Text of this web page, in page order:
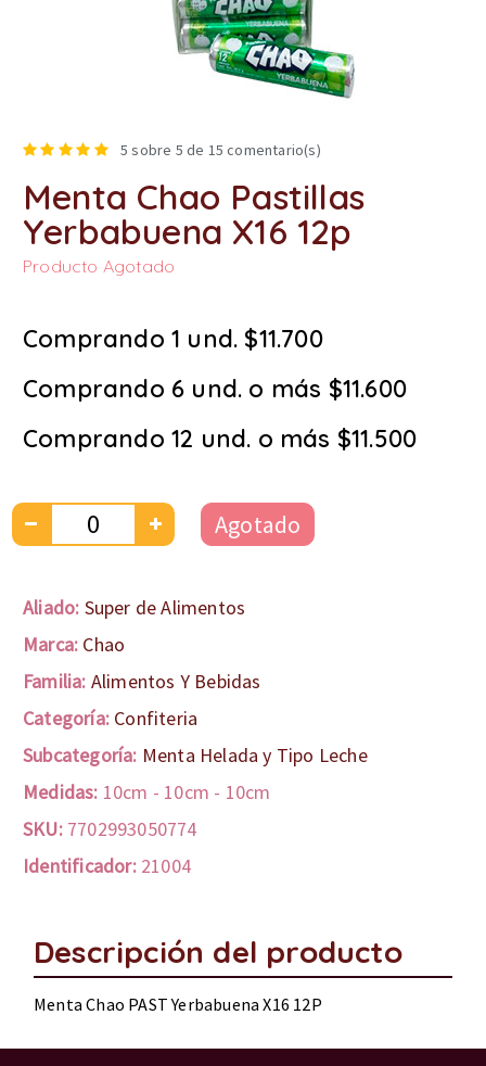
5 sobre 5 de 15 comentario(s)
Menta Chao Pastillas
Yerbabuena X16 12p
Producto Agotado
Comprando 1 und. $11.700
Comprando 6 und. o más $11.600
Comprando 12 und. o más $11.500
Agotado
Aliado: Super de Alimentos
Marca: Chao
Familia: Alimentos Y Bebidas
Categoría: Confiteria
Subcategoría: Menta Helada y Tipo Leche
Medidas: 10cm - 10cm - 10cm
SKU: 7702993050774
Identificador: 21004
Descripción del producto
Menta Chao PAST Yerbabuena X16 12P